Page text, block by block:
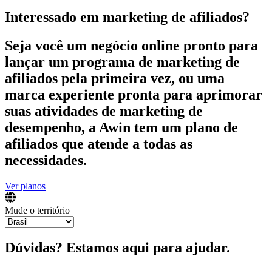
Interessado em marketing de afiliados?
Seja você um negócio online pronto para
lançar um programa de marketing de
afiliados pela primeira vez, ou uma
marca experiente pronta para aprimorar
suas atividades de marketing de
desempenho, a Awin tem um plano de
afiliados que atende a todas as
necessidades.
Ver planos
Mude o território
Dúvidas? Estamos aqui para ajudar.